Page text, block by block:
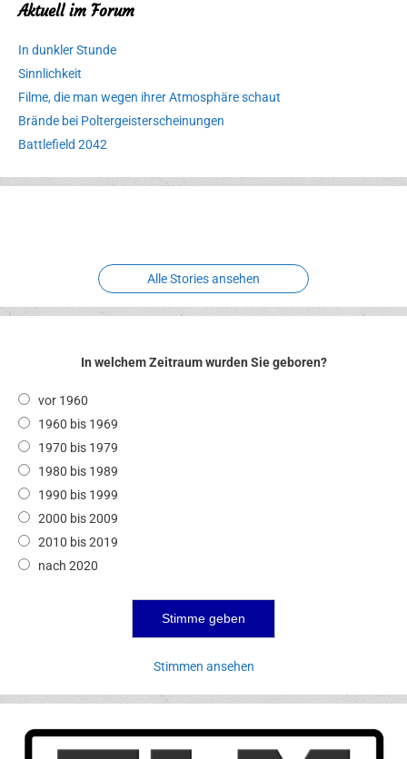
Aktuell im Forum
In dunkler Stunde
Sinnlichkeit
Filme, die man wegen ihrer Atmosphäre schaut
Brände bei Poltergeisterscheinungen
Battlefield 2042
Erlebnispark
Verbotene
Alle Stories ansehen
In welchem Zeitraum wurden Sie geboren?
vor 1960
1960 bis 1969
1970 bis 1979
1980 bis 1989
1990 bis 1999
2000 bis 2009
2010 bis 2019
nach 2020
Stimmen ansehen